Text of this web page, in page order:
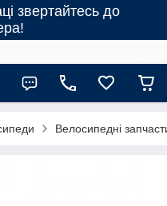
звертайтесь до
Велосипедні